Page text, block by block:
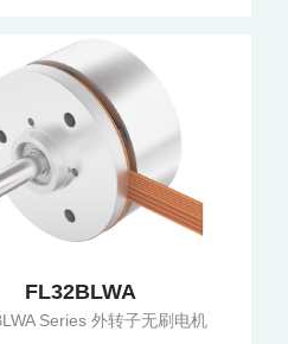
FL32BLWA
Series 外转子无刷电机